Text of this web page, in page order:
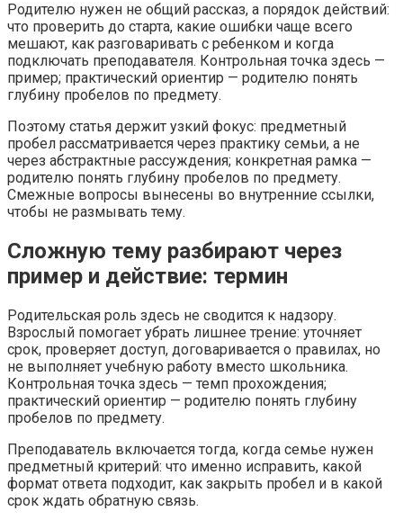
Родителю нужен не общий рассказ, а порядок действий:
что проверить до старта, какие ошибки чаще всего
мешают, как разговаривать с ребенком и когда
подключать преподавателя. Контрольная точка здесь —
пример; практический ориентир — родителю понять
глубину пробелов по предмету.
Поэтому статья держит узкий фокус: предметный
пробел рассматривается через практику семьи, а не
через абстрактные рассуждения; конкретная рамка —
родителю понять глубину пробелов по предмету.
Смежные вопросы вынесены во внутренние ссылки,
чтобы не размывать тему.
Сложную тему разбирают через
пример и действие: термин
Родительская роль здесь не сводится к надзору.
Взрослый помогает убрать лишнее трение: уточняет
срок, проверяет доступ, договаривается о правилах, но
не выполняет учебную работу вместо школьника.
Контрольная точка здесь — темп прохождения;
практический ориентир — родителю понять глубину
пробелов по предмету.
Преподаватель включается тогда, когда семье нужен
предметный критерий: что именно исправить, какой
формат ответа подходит, как закрыть пробел и в какой
срок ждать обратную связь.